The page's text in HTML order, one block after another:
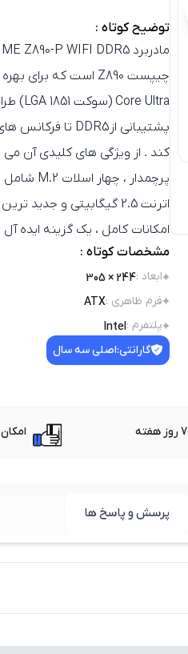
توضیح کوتاه :
مادربرد Z890-P WIFI DDR5
چیپست Z890
است که برای
Core Ultra (سوکت LGA 1851)
پشتیبانی از DDR5 تا فرکانس‌
کند . از ویژگی‌ های کلیدی آن می‌
پرچمدار ، چهار اسلات M.2 شامل
اترنت 2.5 گیگابیتی
و جدید ترین
امکانات کامل ، یک گزینه
مشخصات کوتاه :
ابعاد:
244 × 305
فرم ظاهری :
ATX
پلتفرم :
Intel
گارانتی:اصلی سه سال
پرسش و پاسخ ها